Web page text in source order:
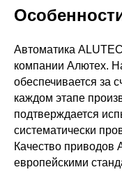
Автоматика
компании Алютех.
обеспечивается за
каждом этапе
подтверждается
систематически
Качество приводов
европейскими
Наружу/
во двор
<110°
150
системы